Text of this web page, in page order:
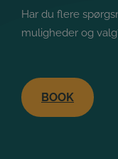
Har du flere
muligheder og
BOOK